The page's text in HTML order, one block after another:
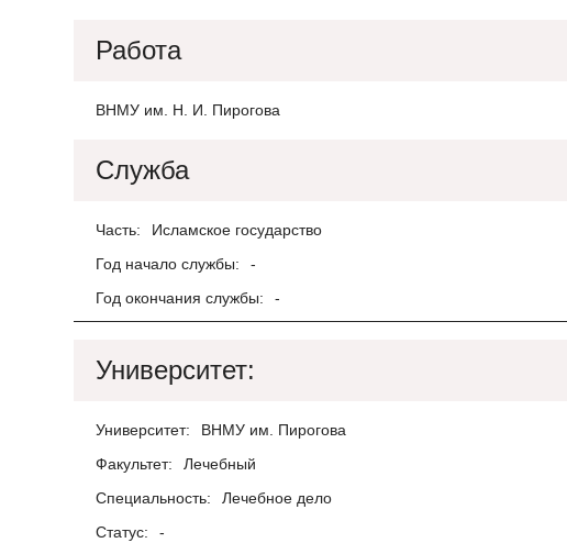
Работа
ВНМУ им. Н. И. Пирогова
Служба
Часть:
Исламское государство
Год начало службы:
-
Год окончания службы:
-
Университет:
Университет:
ВНМУ им. Пирогова
Факультет:
Лечебный
Специальность:
Лечебное дело
Статус:
-